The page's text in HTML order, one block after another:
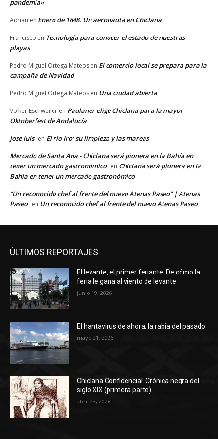
pandemia»
Adrián en Enero de 1848. Un aeronauta en Chiclana
Francisco en Tecnología para conocer el estado de nuestras
playas
Pedro Miguel Ortega Mateos en El comercio local se prepara para la
campaña de Navidad
Pedro Miguel Ortega Mateos en Una ciudad abierta
Volker Eschweiler en Paulaner elige Chiclana para la mayor
Oktoberfest de Andalucía
Jose luis en El río Iro: su limpieza y las mareas
Mercado de Santa Ana - Chiclana será pionera en la Bahía en
tener un mercado gastronómico en Chiclana será pionera en la
Bahía en tener un mercado gastronómico
“Un reconocido chef al frente del nuevo Atenas Paseo” | Atenas
Paseo en Un reconocido chef al frente del nuevo Atenas Paseo
ÚLTIMOS REPORTAJES
El levante, el primer feriante. De cómo la
feria le gana al viento de levante
junio 19, 2026
El hantavirus de ahora, la rabia del pasado
mayo 21, 2026
Chiclana Confidencial. Crónica negra del
siglo XIX (primera parte)
abril 23, 2026